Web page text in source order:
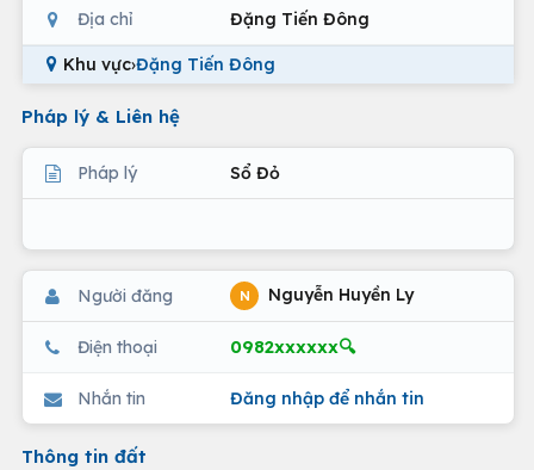
Địa chỉ Đặng Tiến Đông
Khu vực›Đặng Tiến Đông
Pháp lý & Liên hệ
Pháp lý Sổ Đỏ
Người đăng N Nguyễn Huyền Ly
Điện thoại 0982xxxxxx🔍
Nhắn tin Đăng nhập để nhắn tin
Thông tin đất